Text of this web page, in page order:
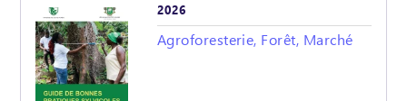
2026
Agroforesterie, Forêt, Marché